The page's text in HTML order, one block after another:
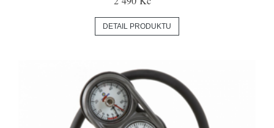
DETAIL PRODUKTU